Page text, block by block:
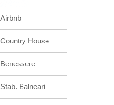
Airbnb
Country House
Benessere
Stab. Balneari